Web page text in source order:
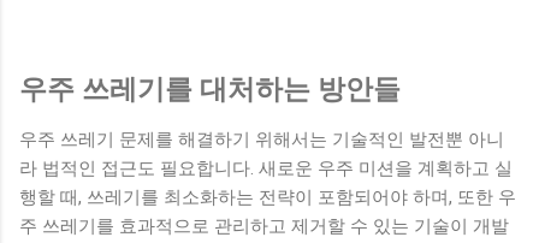
우주 쓰레기를 대처하는 방안들
우주 쓰레기 문제를 해결하기 위해서는 기술적인 발전뿐 아니
라 법적인 접근도 필요합니다. 새로운 우주 미션을 계획하고 실
행할 때, 쓰레기를 최소화하는 전략이 포함되어야 하며, 또한 우
주 쓰레기를 효과적으로 관리하고 제거할 수 있는 기술이 개발